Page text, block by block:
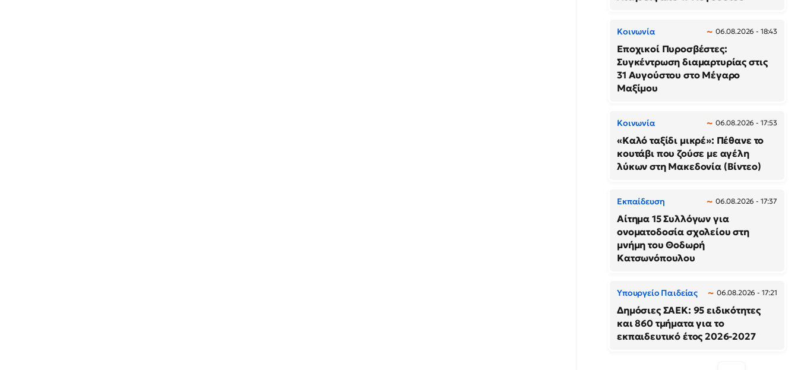
Κοινωνία 06.08.2026 - 18:43
Εποχικοί Πυροσβέστες:
Συγκέντρωση διαμαρτυρίας στις
31 Αυγούστου στο Μέγαρο
Μαξίμου
Κοινωνία 06.08.2026 - 17:53
«Καλό ταξίδι μικρέ»: Πέθανε το
κουτάβι που ζούσε με αγέλη
λύκων στη Μακεδονία (Βίντεο)
Εκπαίδευση 06.08.2026 - 17:37
Αίτημα 15 Συλλόγων για
ονοματοδοσία σχολείου στη
μνήμη του Θοδωρή
Κατσωνόπουλου
Υπουργείο Παιδείας 06.08.2026 - 17:21
Δημόσιες ΣΑΕΚ: 95 ειδικότητες
και 860 τμήματα για το
εκπαιδευτικό έτος 2026-2027